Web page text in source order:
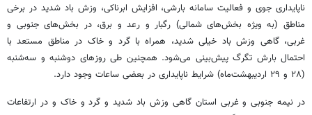
ناپایداری جوی و فعالیت سامانه بارشی، افزایش ابرناکی، وزش باد شدید در برخی
مناطق (به ویژه بخش‌های شمالی) رگبار و رعد و برق، در بخش‌های جنوبی و
غربی، گاهی وزش باد خیلی شدید، همراه با گرد و خاک در مناطق مستعد با
احتمال بارش تگرگ پیش‌بینی می‌شود. همچنین طی روزهای دوشنبه و سه‌شنبه
(۲۸ و ۲۹ اردیبهشت‌ماه) شرایط ناپایداری در بعضی ساعات وجود دارد.
در نیمه جنوبی و غربی استان گاهی وزش باد شدید و گرد و خاک و در ارتفاعات